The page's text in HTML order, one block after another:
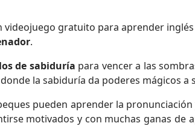
gratuito para aprender
.
de sabiduría para vencer a las
la sabiduría da poderes mágicos a
pueden aprender la
motivados y con muchas ganas de